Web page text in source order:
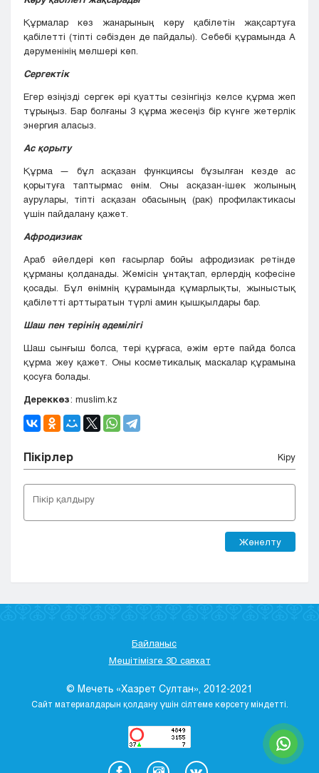
Құрмалар көз жанарының көру қабілетін жақсартуға
қабілетті (тіпті сәбізден де пайдалы). Себебі құрамында А
дәруменінің мөлшері көп.
Сергектік
Егер өзіңізді сергек әрі қуатты сезінгіңіз келсе құрма жеп
тұрыңыз. Бар болғаны 3 құрма жесеңіз бір күнге жетерлік
энергия аласыз.
Ас қорыту
Құрма — бұл асқазан функциясы бұзылған кезде ас
қорытуға таптырмас өнім. Оны асқазан-ішек жолының
аурулары, тіпті асқазан обасының (рак) профилактикасы
үшін пайдалану қажет.
Афродизиак
Араб әйелдері көп ғасырлар бойы афродизиак ретінде
құрманы қолданады. Жемісін ұнтақтап, ерлердің кофесіне
қосады. Бұл өнімнің құрамында құмарлықты, жыныстық
қабілетті арттыратын түрлі амин қышқылдары бар.
Шаш пен терінің әдемілігі
Шаш сынғыш болса, тері құрғаса, әжім ерте пайда болса
құрма жеу қажет. Оны косметикалық маскалар құрамына
қосуға болады.
Дереккөз: muslim.kz
Пікірлер Кіру
Жөнелту
Байланыс
Мешітімізге 3D саяхат
© Мечеть «Хазрет Султан», 2012-2021
Сайт материалдарын қолдану үшін сілтеме көрсету міндетті.